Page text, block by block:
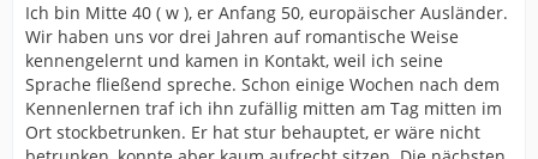
Ich bin Mitte 40 ( w ), er Anfang 50, europäischer Ausländer.
Wir haben uns vor drei Jahren auf romantische Weise
kennengelernt und kamen in Kontakt, weil ich seine
Sprache fließend spreche. Schon einige Wochen nach dem
Kennenlernen traf ich ihn zufällig mitten am Tag mitten im
Ort stockbetrunken. Er hat stur behauptet, er wäre nicht